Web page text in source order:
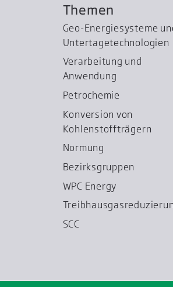
Themen
Geo-Energiesysteme
Untertage­technologien
Verarbeitung und
Anwendung
Petrochemie
Konversion von
Kohlenstoffträgern
Normung
Bezirksgruppen
WPC Energy
SCC